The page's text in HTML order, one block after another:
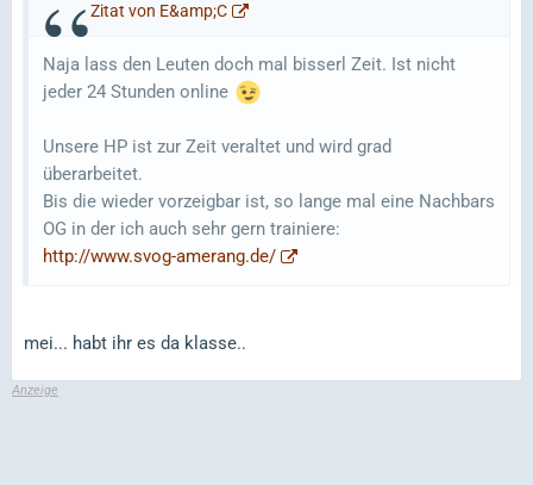
Zitat von E&amp;C
Naja lass den Leuten doch mal bisserl Zeit. Ist nicht
jeder 24 Stunden online
Unsere HP ist zur Zeit veraltet und wird grad
überarbeitet.
Bis die wieder vorzeigbar ist, so lange mal eine Nachbars
OG in der ich auch sehr gern trainiere:
http://www.svog-amerang.de/
mei... habt ihr es da klasse..